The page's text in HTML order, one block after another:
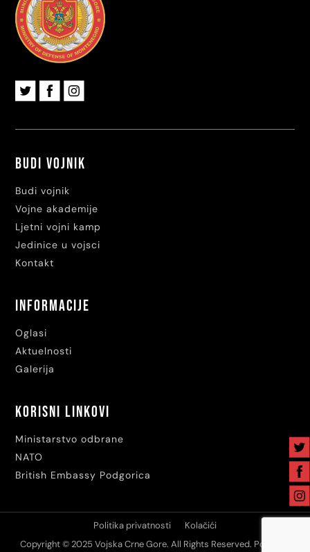
Budi vojnik
Budi vojnik
Vojne akademije
Ljetni vojni kamp
Jedinice u vojsci
Kontakt
Informacije
Oglasi
Aktuelnosti
Galerija
Korisni linkovi
Ministarstvo odbrane
NATO
British Embassy Podgorica
Copyright © 2025 Vojska Crne Gore. All Rights Reserved. Powered
Politika privatnosti Kolačići